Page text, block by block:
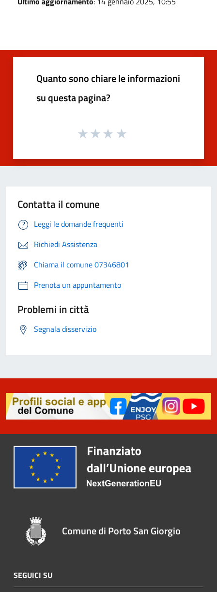
Quanto sono chiare le informazioni
su questa pagina?
Contatta il comune
Leggi le domande frequenti
Richiedi Assistenza
Chiama il comune 07346801
Prenota un appuntamento
Problemi in città
Segnala disservizio
Comune di Porto San Giorgio
SEGUICI SU